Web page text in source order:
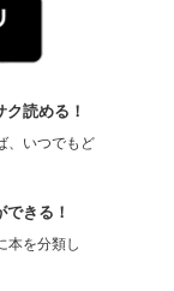
読める！
、いつでもど
きる！
本を分類し